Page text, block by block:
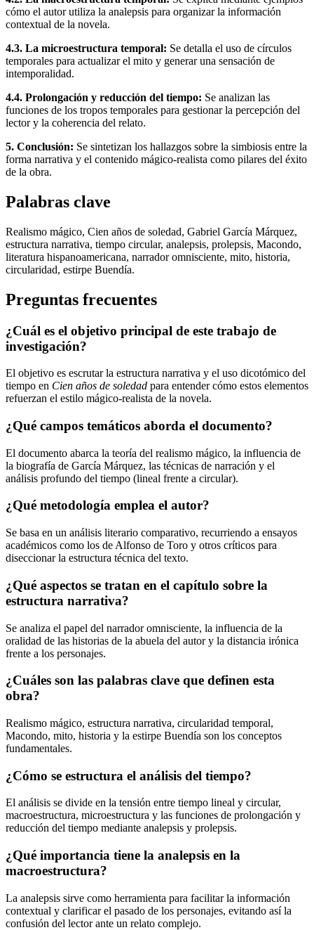
cómo el autor utiliza la analepsis para organizar la información
contextual de la novela.
4.3. La microestructura temporal: Se detalla el uso de círculos
temporales para actualizar el mito y generar una sensación de
intemporalidad.
4.4. Prolongación y reducción del tiempo: Se analizan las
funciones de los tropos temporales para gestionar la percepción del
lector y la coherencia del relato.
5. Conclusión: Se sintetizan los hallazgos sobre la simbiosis entre la
forma narrativa y el contenido mágico-realista como pilares del éxito
de la obra.
Palabras clave
Realismo mágico, Cien años de soledad, Gabriel García Márquez,
estructura narrativa, tiempo circular, analepsis, prolepsis, Macondo,
literatura hispanoamericana, narrador omnisciente, mito, historia,
circularidad, estirpe Buendía.
Preguntas frecuentes
¿Cuál es el objetivo principal de este trabajo de
investigación?
El objetivo es escrutar la estructura narrativa y el uso dicotómico del
tiempo en Cien años de soledad para entender cómo estos elementos
refuerzan el estilo mágico-realista de la novela.
¿Qué campos temáticos aborda el documento?
El documento abarca la teoría del realismo mágico, la influencia de
la biografía de García Márquez, las técnicas de narración y el
análisis profundo del tiempo (lineal frente a circular).
¿Qué metodología emplea el autor?
Se basa en un análisis literario comparativo, recurriendo a ensayos
académicos como los de Alfonso de Toro y otros críticos para
diseccionar la estructura técnica del texto.
¿Qué aspectos se tratan en el capítulo sobre la
estructura narrativa?
Se analiza el papel del narrador omnisciente, la influencia de la
oralidad de las historias de la abuela del autor y la distancia irónica
frente a los personajes.
¿Cuáles son las palabras clave que definen esta
obra?
Realismo mágico, estructura narrativa, circularidad temporal,
Macondo, mito, historia y la estirpe Buendía son los conceptos
fundamentales.
¿Cómo se estructura el análisis del tiempo?
El análisis se divide en la tensión entre tiempo lineal y circular,
macroestructura, microestructura y las funciones de prolongación y
reducción del tiempo mediante analepsis y prolepsis.
¿Qué importancia tiene la analepsis en la
macroestructura?
La analepsis sirve como herramienta para facilitar la información
contextual y clarificar el pasado de los personajes, evitando así la
confusión del lector ante un relato complejo.